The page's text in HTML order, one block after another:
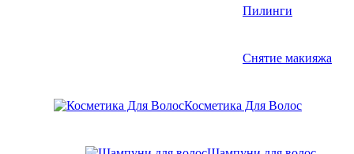
Пилинги
Снятие макияжа
Косметика Для Волос